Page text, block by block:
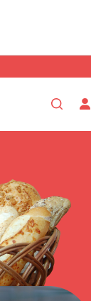
suporte adicional.